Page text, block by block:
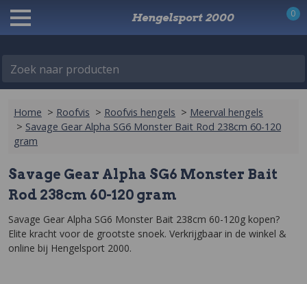
Zoek naar producten
Hengelsport 2000 0
Home > Roofvis > Roofvis hengels > Meerval hengels
> Savage Gear Alpha SG6 Monster Bait Rod 238cm 60-120
gram
Savage Gear Alpha SG6 Monster Bait
Rod 238cm 60-120 gram
Savage Gear Alpha SG6 Monster Bait 238cm 60-120g kopen?
Elite kracht voor de grootste snoek. Verkrijgbaar in de winkel &
online bij Hengelsport 2000.